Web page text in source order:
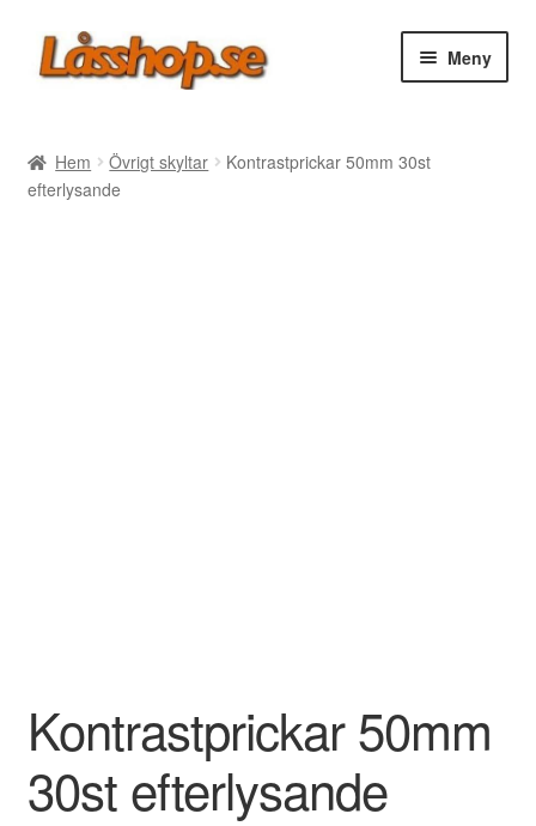
Hoppa
till
Hoppa
till
Meny
Rea
Hem Övrigt skyltar
Kontrastprickar 50mm 30st
efterlysande
Kontrastprickar 50mm
30st efterlysande